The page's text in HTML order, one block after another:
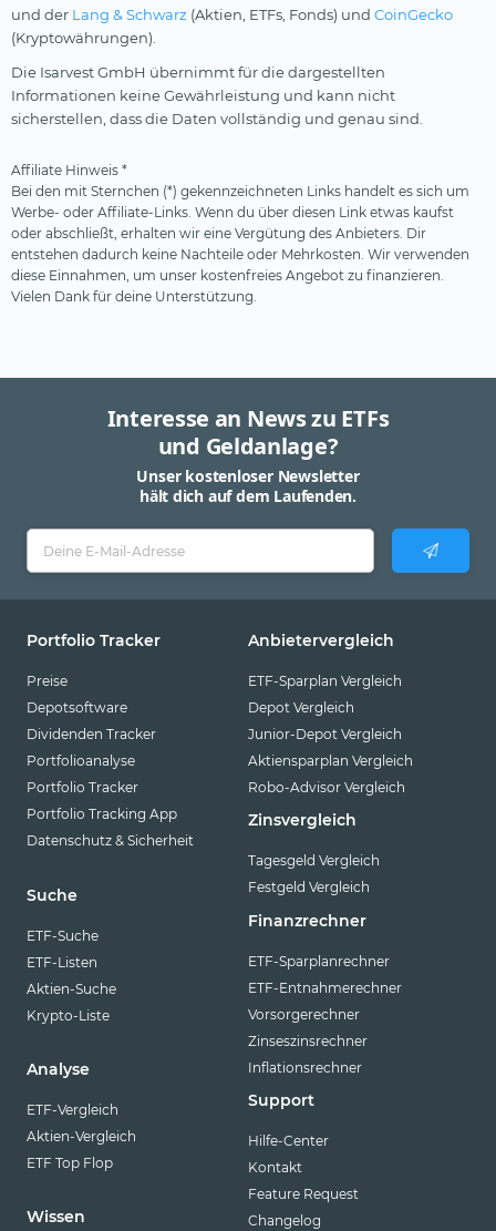
und der Lang & Schwarz (Aktien, ETFs, Fonds) und CoinGecko
(Kryptowährungen).
Die Isarvest GmbH übernimmt für die dargestellten
Informationen keine Gewährleistung und kann nicht
sicherstellen, dass die Daten vollständig und genau sind.
Affiliate Hinweis *
Bei den mit Sternchen (*) gekennzeichneten Links handelt es sich um
Werbe- oder Affiliate-Links. Wenn du über diesen Link etwas kaufst
oder abschließt, erhalten wir eine Vergütung des Anbieters. Dir
entstehen dadurch keine Nachteile oder Mehrkosten. Wir verwenden
diese Einnahmen, um unser kostenfreies Angebot zu finanzieren.
Vielen Dank für deine Unterstützung.
Interesse an News zu ETFs
und Geldanlage?
Unser kostenloser Newsletter
hält dich auf dem Laufenden.
Portfolio Tracker
Preise
Depotsoftware
Dividenden Tracker
Portfolioanalyse
Portfolio Tracker
Portfolio Tracking App
Datenschutz & Sicherheit
Suche
ETF-Suche
ETF-Listen
Aktien-Suche
Krypto-Liste
Analyse
ETF-Vergleich
Aktien-Vergleich
ETF Top Flop
Wissen
Anbietervergleich
ETF-Sparplan Vergleich
Depot Vergleich
Junior-Depot Vergleich
Aktiensparplan Vergleich
Robo-Advisor Vergleich
Zinsvergleich
Tagesgeld Vergleich
Festgeld Vergleich
Finanzrechner
ETF-Sparplanrechner
ETF-Entnahmerechner
Vorsorgerechner
Zinseszinsrechner
Inflationsrechner
Support
Hilfe-Center
Kontakt
Feature Request
Changelog